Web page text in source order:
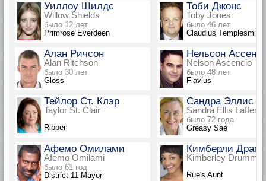
Уиллоу Шилдс
Willow Shields
было 12 лет
Primrose Everdeen
Тоби Джонс
Toby Jones
было 46 лет
Claudius Templesmith
Алан Ричсон
Alan Ritchson
было 30 лет
Gloss
Нельсон
Nelson Ascencio
было 48 лет
Flavius
Тейлор Ст. Клэр
Taylor St. Clair
Ripper
Сандра Эллис
Sandra Ellis Lafferty
было 72 года
Greasy Sae
Афемо Омилами
Afemo Omilami
было 61 год
District 11 Mayor
Кимберли
Kimberley
Rue's Aunt